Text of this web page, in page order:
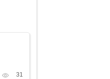
31